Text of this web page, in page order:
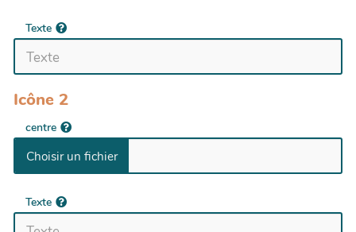
Texte
Icône 2
centre
Texte